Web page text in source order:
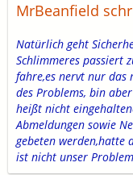
MrBeanfield
Natürlich geht
Schlimmeres passiert
fahre,es nervt nur das
des Problems, bin
heißt nicht
Abmeldungen sowie
gebeten werden,hatte
ist nicht unser